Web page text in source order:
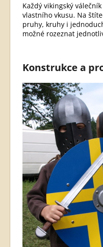
Každý vikingský
vlastního vkusu. Na
pruhy, kruhy i
možné rozeznat
Konstrukce a